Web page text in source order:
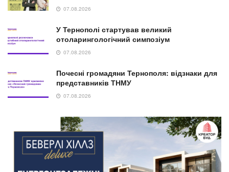
07.08.2026
У Тернополі стартував великий
отоларингологічний симпозіум
07.08.2026
Почесні громадяни Тернополя: відзнаки для
представників ТНМУ
07.08.2026